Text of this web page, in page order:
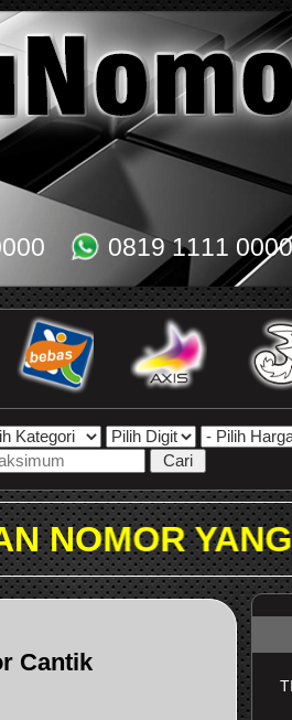
0819 1111 0000
INGIN
Cantik